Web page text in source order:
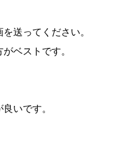
送ってください。
がベストです。
良いです。